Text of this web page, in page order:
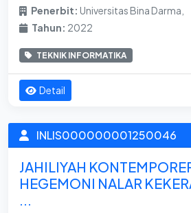
Penerbit: Universitas Bina Darma,
Tahun: 2022
TEKNIK INFORMATIKA
Detail
INLIS000000001250046
JAHILIYAH
HEGEMONI NALAR